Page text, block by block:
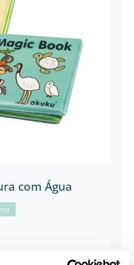
com Água
com Água